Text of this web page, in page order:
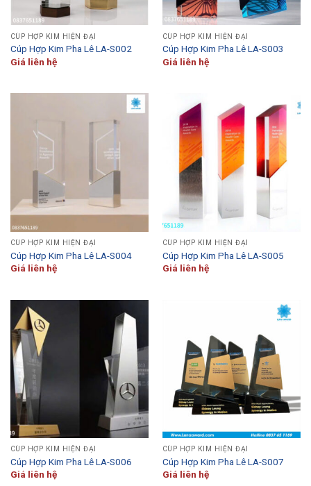
CÚP HỢP KIM HIỆN ĐẠI
Cúp Hợp Kim Pha Lê LA-S002
Giá liên hệ
CÚP HỢP KIM HIỆN ĐẠI
Cúp Hợp Kim Pha Lê LA-S003
Giá liên hệ
CÚP HỢP KIM HIỆN ĐẠI
Cúp Hợp Kim Pha Lê LA-S004
Giá liên hệ
CÚP HỢP KIM HIỆN ĐẠI
Cúp Hợp Kim Pha Lê LA-S005
Giá liên hệ
CÚP HỢP KIM HIỆN ĐẠI
Cúp Hợp Kim Pha Lê LA-S006
Giá liên hệ
CÚP HỢP KIM HIỆN ĐẠI
Cúp Hợp Kim Pha Lê LA-S007
Giá liên hệ